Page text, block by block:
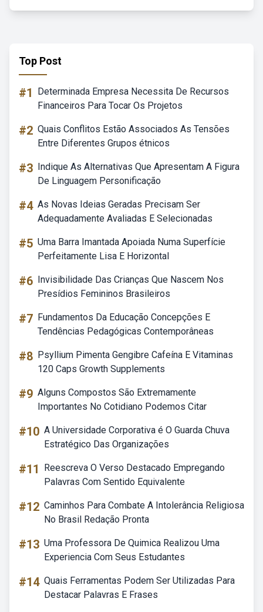
Top Post
#1
Determinada Empresa Necessita De Recursos
Financeiros Para Tocar Os Projetos
#2 Quais Conflitos Estão Associados As Tensões
Entre Diferentes Grupos étnicos
#3 Indique As Alternativas Que Apresentam A Figura
De Linguagem Personificação
#4 As Novas Ideias Geradas Precisam Ser
Adequadamente Avaliadas E Selecionadas
#5 Uma Barra Imantada Apoiada Numa Superfície
Perfeitamente Lisa E Horizontal
#6 Invisibilidade Das Crianças Que Nascem Nos
Presídios Femininos Brasileiros
#7 Fundamentos Da Educação Concepções E
Tendências Pedagógicas Contemporâneas
#8 Psyllium Pimenta Gengibre Cafeína E Vitaminas
120 Caps Growth Supplements
#9 Alguns Compostos São Extremamente
Importantes No Cotidiano Podemos Citar
#10 A Universidade Corporativa é O Guarda Chuva
Estratégico Das Organizações
#11
Reescreva O Verso Destacado Empregando
Palavras Com Sentido Equivalente
#12 Caminhos Para Combate A Intolerância Religiosa
No Brasil Redação Pronta
#13 Uma Professora De Quimica Realizou Uma
Experiencia Com Seus Estudantes
#14 Quais Ferramentas Podem Ser Utilizadas Para
Destacar Palavras E Frases